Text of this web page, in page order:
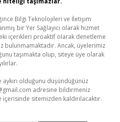
Bilgi Teknolojileri ve İletişim
bir Yer Sağlayıcı olarak hizmet
içerikleri proaktif olarak denetleme
bulunmamaktadır. Ancak, üyelerimiz
taşımakta olup, siteye üye olarak
olduğunu düşündüğünüz
adresine bildirmeniz
sitemizden kaldırılacaktır.